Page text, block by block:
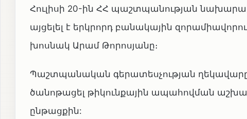
Հուլիսի 20-ին ՀՀ պաշտպանության
այցելել է երկրորդ բանակային
խոսնակ Արամ Թորոսյանը։
Պաշտպանական գերատեսչության
ծանոթացել թիկունքային ապահովման
ընթացքին: